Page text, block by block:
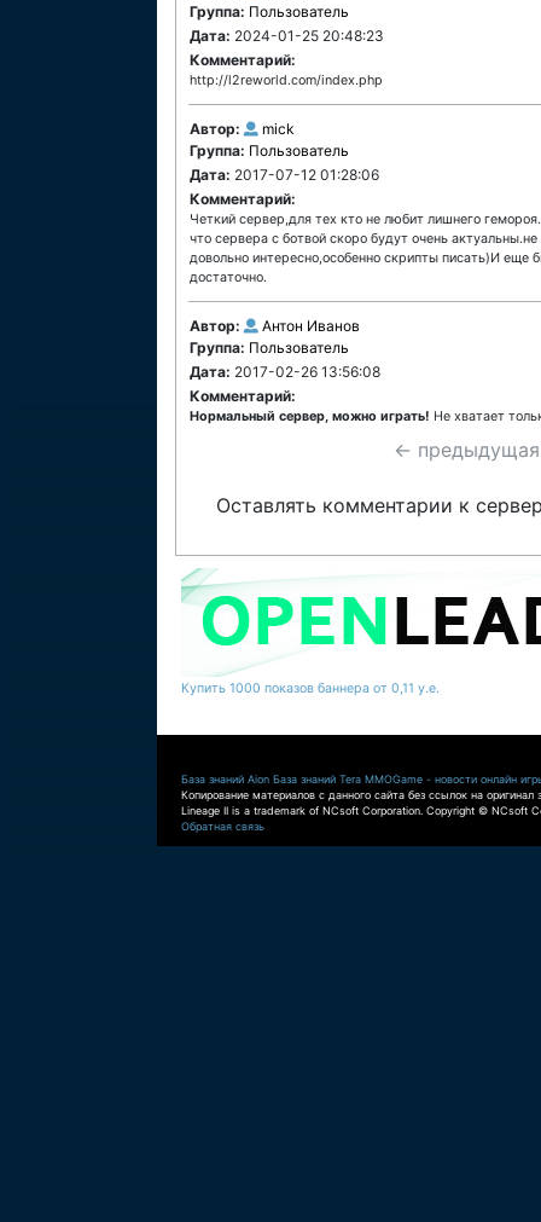
Группа: Пользователь
Дата: 2024-01-25 20:48:23
Комментарий:
http://l2reworld.com/index.php
Автор:
mick
Группа: Пользователь
Дата: 2017-07-12 01:28:06
Комментарий:
Четкий сервер,для тех кто не любит лишнего
что сервера с ботвой скоро будут очень
довольно интересно,особенно скрипты писать)И
достаточно.
Автор:
Антон Иванов
Группа: Пользователь
Дата: 2017-02-26 13:56:08
Комментарий:
Нормальный сервер, можно играть! Не хватает
← предыдущая
Оставлять комментарии к
Купить 1000 показов баннера от 0,11 у.е.
База знаний Aion База знаний Tera MMOGame - новости онлайн
Копирование материалов с данного сайта без ссылок на оригинал
Lineage II is a trademark of NCsoft Corporation. Copyright © NCsoft
Обратная связь